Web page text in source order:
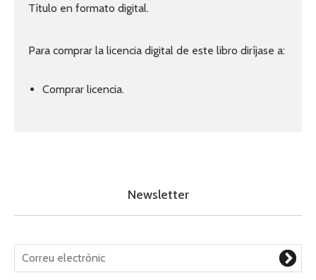
Título en formato digital.
Para comprar la licencia digital de este libro diríjase a:
Comprar licencia.
Newsletter